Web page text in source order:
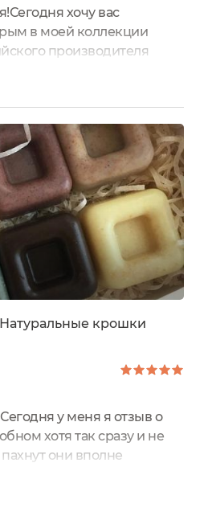
хочу вас
в моей коллекции
производителя
у меня был отзыв на
советую
blog-ekaterina137-
naturalnye-kroshki-
вкусно Бальзам для
зимой я таким...
крошки
у меня я отзыв о
хотя так сразу и не
они вполне
LESS, производится